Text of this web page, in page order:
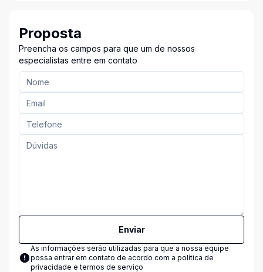
Proposta
Preencha os campos para que um de nossos
especialistas entre em contato
Enviar
As informações serão utilizadas para que a nossa equipe
possa entrar em contato de acordo com a política de
privacidade e termos de serviço